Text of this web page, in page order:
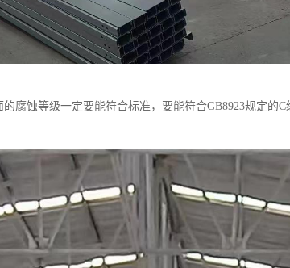
腐蚀等级一定要能符合标准，要能符合GB8923规定的